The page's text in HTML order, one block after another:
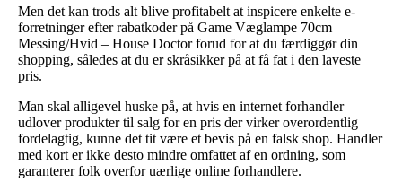
Men det kan trods alt blive profitabelt at inspicere enkelte e-
forretninger efter rabatkoder på Game Væglampe 70cm
Messing/Hvid – House Doctor forud for at du færdiggør din
shopping, således at du er skråsikker på at få fat i den laveste
pris.
Man skal alligevel huske på, at hvis en internet forhandler
udlover produkter til salg for en pris der virker overordentlig
fordelagtig, kunne det tit være et bevis på en falsk shop. Handler
med kort er ikke desto mindre omfattet af en ordning, som
garanterer folk overfor uærlige online forhandlere.